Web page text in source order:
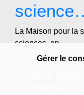
La Maison pour la
sciences, en…
En savoir plus